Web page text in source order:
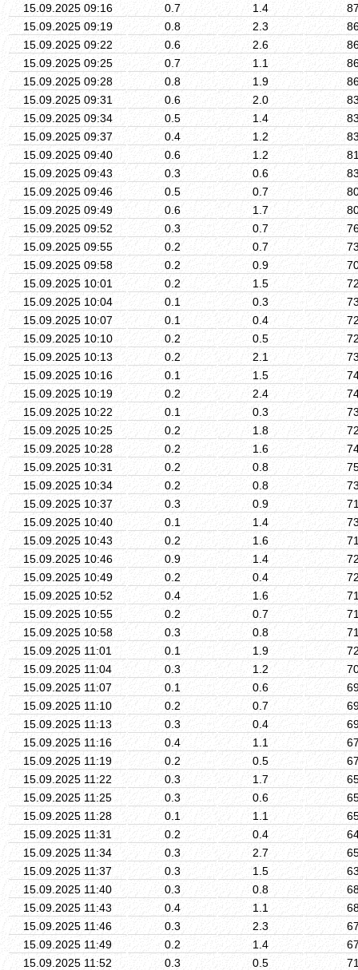
15.09.2025 09:16
0.7 1.4
15.09.2025 09:19
0.8 2.3
15.09.2025 09:22
0.6 2.6
15.09.2025 09:25
0.7 1.1
15.09.2025 09:28
0.8 1.9
15.09.2025 09:31
0.6 2.0
15.09.2025 09:34
0.5 1.4
15.09.2025 09:37
0.4 1.2
15.09.2025 09:40
0.6 1.2
15.09.2025 09:43
0.3 0.6
15.09.2025 09:46
0.5 0.7
15.09.2025 09:49
0.6 1.7
15.09.2025 09:52
0.3 0.7
15.09.2025 09:55
0.2 0.7
15.09.2025 09:58
0.2 0.9
15.09.2025 10:01
0.2 1.5
15.09.2025 10:04
0.1 0.3
15.09.2025 10:07
0.1 0.4
15.09.2025 10:10
0.2 0.5
15.09.2025 10:13
0.2 2.1
15.09.2025 10:16
0.1 1.5
15.09.2025 10:19
0.2 2.4
15.09.2025 10:22
0.1 0.3
15.09.2025 10:25
0.2 1.8
15.09.2025 10:28
0.2 1.6
15.09.2025 10:31
0.2 0.8
15.09.2025 10:34
0.2 0.8
15.09.2025 10:37
0.3 0.9
15.09.2025 10:40
0.1 1.4
15.09.2025 10:43
0.2 1.6
15.09.2025 10:46
0.9 1.4
15.09.2025 10:49
0.2 0.4
15.09.2025 10:52
0.4 1.6
15.09.2025 10:55
0.2 0.7
15.09.2025 10:58
0.3 0.8
15.09.2025 11:01
0.1 1.9
15.09.2025 11:04
0.3 1.2
15.09.2025 11:07
0.1 0.6
15.09.2025 11:10
0.2 0.7
15.09.2025 11:13
0.3 0.4
15.09.2025 11:16
0.4 1.1
15.09.2025 11:19
0.2 0.5
15.09.2025 11:22
0.3 1.7
15.09.2025 11:25
0.3 0.6
15.09.2025 11:28
0.1 1.1
15.09.2025 11:31
0.2 0.4
15.09.2025 11:34
0.3 2.7
15.09.2025 11:37
0.3 1.5
15.09.2025 11:40
0.3 0.8
15.09.2025 11:43
0.4 1.1
15.09.2025 11:46
0.3 2.3
15.09.2025 11:49
0.2 1.4
15.09.2025 11:52
0.3 0.5